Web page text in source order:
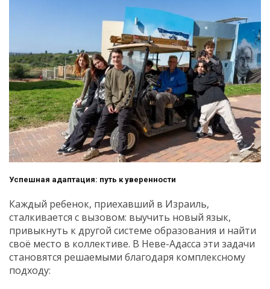
Успешная адаптация: путь к уверенности
Каждый ребенок, приехавший в Израиль,
сталкивается с вызовом: выучить новый язык,
привыкнуть к другой системе образования и найти
своё место в коллективе. В Неве-Адасса эти задачи
становятся решаемыми благодаря комплексному
подходу: